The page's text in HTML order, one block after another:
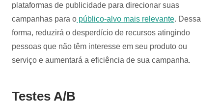
plataformas de publicidade para direcionar suas
campanhas para o público-alvo mais relevante. Dessa
forma, reduzirá o desperdício de recursos atingindo
pessoas que não têm interesse em seu produto ou
serviço e aumentará a eficiência de sua campanha.
Testes A/B